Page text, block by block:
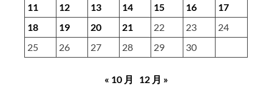
11
12 13 14 15 16
17
18
19 20 21 22 23
24
25
26 27 28 29 30
« 10 月 12 月 »